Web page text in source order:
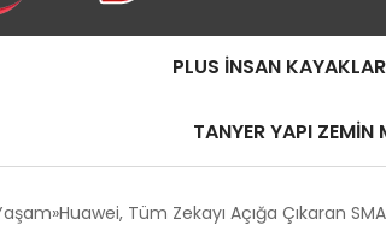
PLUS İNSAN
TANYER YAPI ZEMIN
Huawei, Tüm Zekayı Açığa Çıkaran